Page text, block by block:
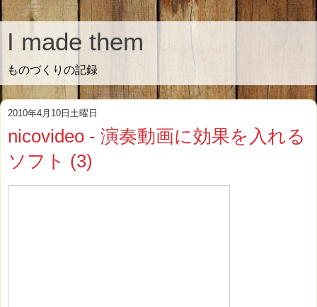
I made them
ものづくりの記録
2010年4月10日土曜日
nicovideo - 演奏動画に効果を入れる
ソフト (3)